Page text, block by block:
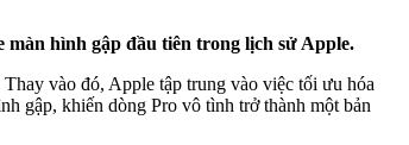
màn hình gập đầu tiên trong lịch sử Apple.
vào đó, Apple tập trung vào việc tối ưu hóa
gập, khiến dòng Pro vô tình trở thành một bản